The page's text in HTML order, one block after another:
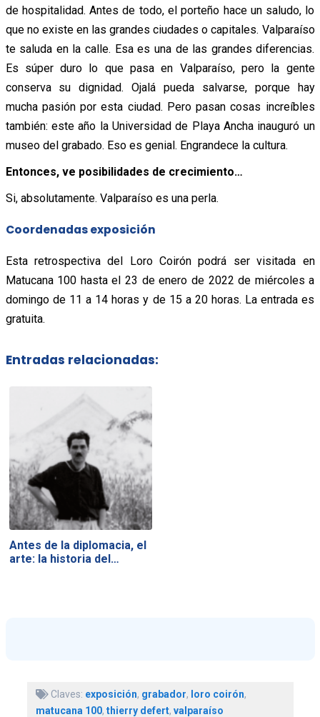
de hospitalidad. Antes de todo, el porteño hace un saludo, lo
que no existe en las grandes ciudades o capitales. Valparaíso
te saluda en la calle. Esa es una de las grandes diferencias.
Es súper duro lo que pasa en Valparaíso, pero la gente
conserva su dignidad. Ojalá pueda salvarse, porque hay
mucha pasión por esta ciudad. Pero pasan cosas increíbles
también: este año la Universidad de Playa Ancha inauguró un
museo del grabado. Eso es genial. Engrandece la cultura.
Entonces, ve posibilidades de crecimiento…
Si, absolutamente. Valparaíso es una perla.
Coordenadas exposición
Esta retrospectiva del Loro Coirón podrá ser visitada en
Matucana 100 hasta el 23 de enero de 2022 de miércoles a
domingo de 11 a 14 horas y de 15 a 20 horas. La entrada es
gratuita.
Entradas relacionadas:
Antes de la diplomacia, el
arte: la historia del…
Claves: exposición, grabador, loro coirón,
matucana 100, thierry defert, valparaíso